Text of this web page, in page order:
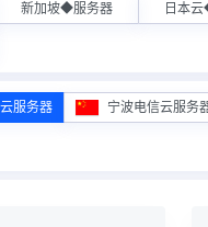
新加坡◆服务器 日本
服务器 宁波电信云服务